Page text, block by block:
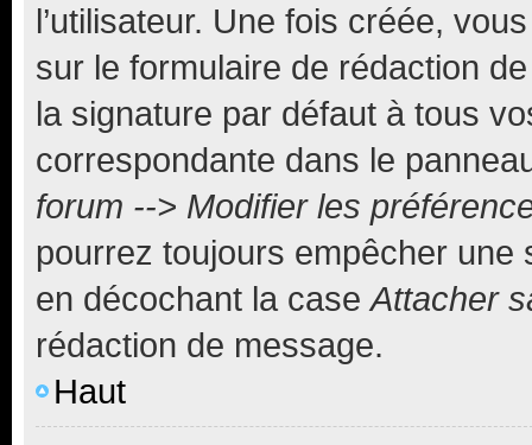
l’utilisateur. Une fois créée,
sur le formulaire de rédaction
la signature par défaut à tous
correspondante dans le
forum --> Modifier les
pourrez toujours empêcher une
en décochant la caseAttacher
rédaction de message.
Haut